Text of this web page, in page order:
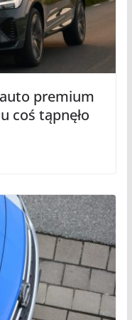
premium
coś tąpnęło